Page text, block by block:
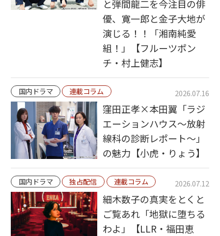
と弾間龍二を今注目の俳
優、寛一郎と金子大地が
演じる！！「湘南純愛
組！」【フルーツポン
チ・村上健志】
国内ドラマ 連載コラム 2026.07.16
窪田正孝×本田翼「ラジ
エーションハウス〜放射
線科の診断レポート〜」
の魅力【小虎・りょう】
国内ドラマ 独占配信 連載コラム 2026.07.12
細木数子の真実をとくと
ご覧あれ「地獄に堕ちる
わよ」【LLR・福田恵